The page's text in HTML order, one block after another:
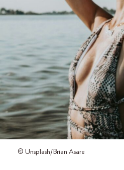
© Unsplash/Brian Asare